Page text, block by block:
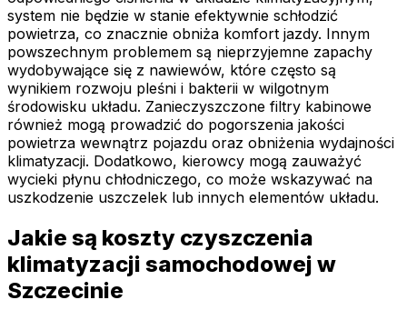
system nie będzie w stanie efektywnie schłodzić
powietrza, co znacznie obniża komfort jazdy. Innym
powszechnym problemem są nieprzyjemne zapachy
wydobywające się z nawiewów, które często są
wynikiem rozwoju pleśni i bakterii w wilgotnym
środowisku układu. Zanieczyszczone filtry kabinowe
również mogą prowadzić do pogorszenia jakości
powietrza wewnątrz pojazdu oraz obniżenia wydajności
klimatyzacji. Dodatkowo, kierowcy mogą zauważyć
wycieki płynu chłodniczego, co może wskazywać na
uszkodzenie uszczelek lub innych elementów układu.
Jakie są koszty czyszczenia
klimatyzacji samochodowej w
Szczecinie